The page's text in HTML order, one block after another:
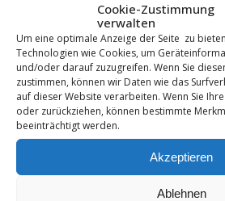
Cookie-Zustimmung
verwalten
Um eine optimale Anzeige der Seite zu
Technologien wie Cookies, um
und/oder darauf zuzugreifen. Wenn Sie
zustimmen, können wir Daten wie das
auf dieser Website verarbeiten. Wenn Sie
oder zurückziehen, können bestimmte
beeinträchtigt werden.
Akzeptieren
Ablehnen
Suchen
Letzte Beiträge
Die Mentale Sicherheitsarchitektur
Wettbewerbsfähigkeit